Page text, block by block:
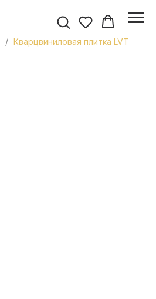
Кварцвиниловая плитка LVT